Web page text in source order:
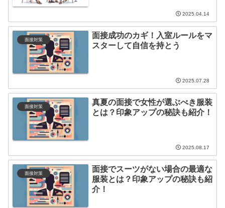
2025.04.14
面接対策
面接成功のカギ！入室ルールをマ
スターして自信を持とう
2025.07.28
面接対策
真夏の面接で女性が選ぶべき服装
とは？印象アップの秘訣も紹介！
2025.08.17
面接対策
面接でスーツがない場合の最適な
服装とは？印象アップの秘訣も紹
介！